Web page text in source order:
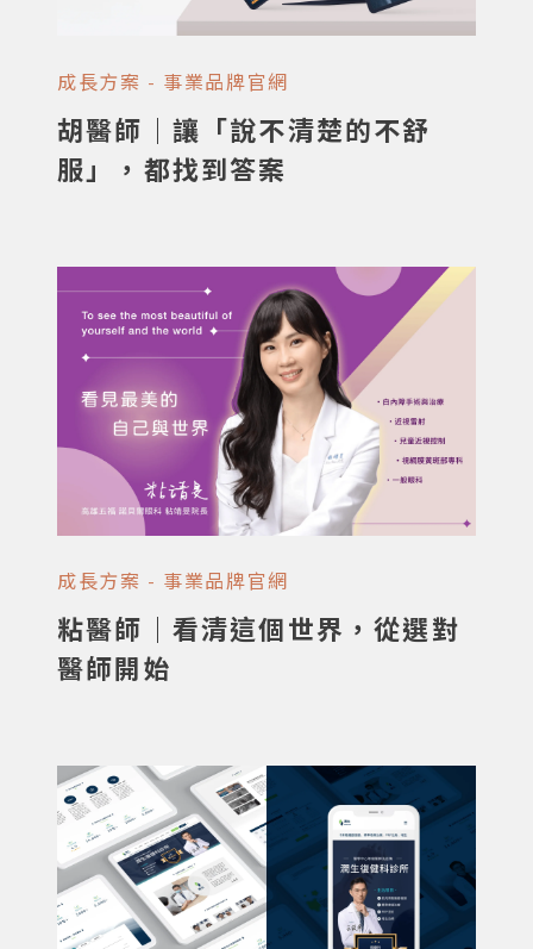
技術更新我們包辦，還會持續開發省心功能 讓
成長方案 - 事業品牌官網
胡醫師｜讓「說不清楚的不舒
服」，都找到答案
成長方案 - 事業品牌官網
粘醫師｜看清這個世界，從選對
醫師開始